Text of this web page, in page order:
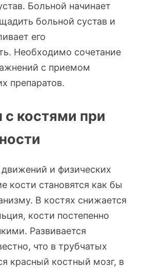
Больной начинает
больной сустав и
его
Необходимо сочетание
с приемом
препаратов.
костями при
и физических
кости становятся как бы
В костях снижается
кости постепенно
Развивается
что в трубчатых
красный костный мозг, в